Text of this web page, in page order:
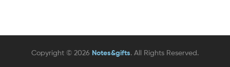
Copyright © 2026 Notes&gifts. All Rights Reserved.